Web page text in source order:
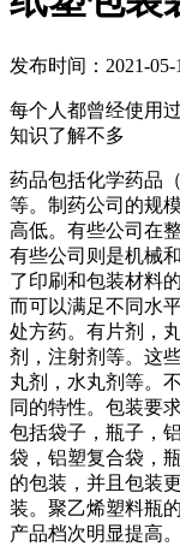
发布时间：2021-05-
每个人都曾经使用
知识了解不多
药品包括化学药品
等。制药公司的规
高低。有些公司在
有些公司则是机械
了印刷和包装材料
而可以满足不同水
处方药。有片剂，
剂，注射剂等。这
丸剂，水丸剂等。
同的特性。包装要
包括袋子，瓶子，
袋，铝塑复合袋，
的包装，并且包装
装。聚乙烯塑料瓶
产品档次明显提高